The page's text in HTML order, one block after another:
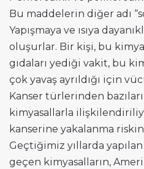
Bu maddelerin diğer adı
Yapışmaya ve ısıya
oluşurlar. Bir kişi, bu
gıdaları yediği vakit, bu
çok yavaş ayrıldığı için
Kanser türlerinden
kimyasallarla
kanserine yakalanma
Geçtiğimiz yıllarda
geçen kimyasalların,